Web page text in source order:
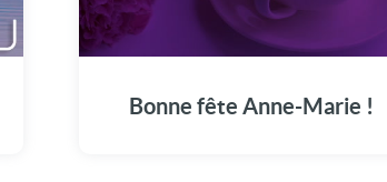
Bonne fête Anne-Marie !
Faites du 26 juillet un moment mémorable